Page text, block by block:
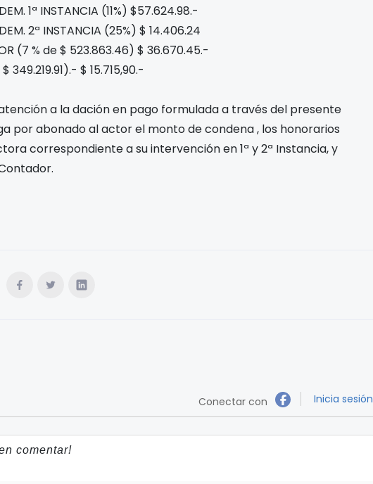
1ª INSTANCIA (11%) $57.624.98.-
2ª INSTANCIA (25%) $ 14.406.24
(7 % de $ 523.863.46) $ 36.670.45.-
349.219.91).- $ 15.715,90.-
a la dación en pago formulada a través del presente
por abonado al actor el monto de condena , los honorarios
correspondiente a su intervención en 1ª y 2ª Instancia, y
Conectar con Inicia sesión